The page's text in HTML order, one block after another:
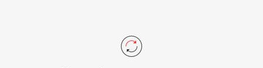
выделенному центральному каналу, что
идеально для кино и телевизионного